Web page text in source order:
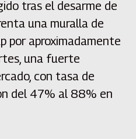
tras el desarme de
una muralla de
por aproximadamente
una fuerte
con tasa de
del 47% al 88% en